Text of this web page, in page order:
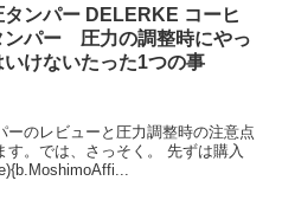
タンパー DELERKE コーヒ
ンパー 圧力の調整時にやっ
いけないたった1つの事
のレビューと圧力調整時の注意点
は、さっそく。 先ずは購入